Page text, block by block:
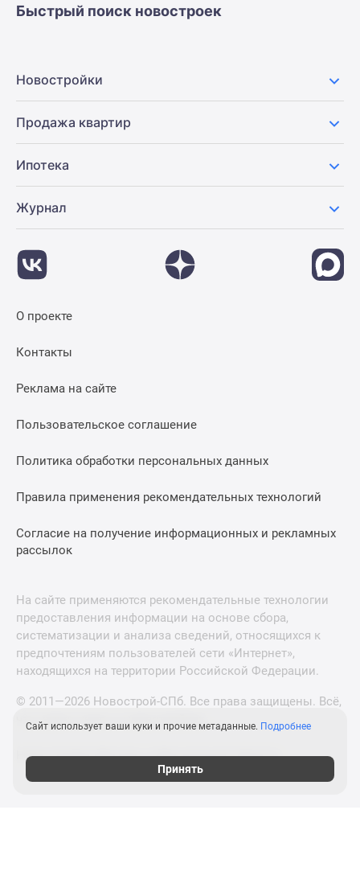
Быстрый поиск новостроек
Новостройки
Продажа квартир
Ипотека
Журнал
О проекте
Контакты
Реклама на сайте
Пользовательское соглашение
Политика обработки персональных данных
Правила применения рекомендательных технологий
Согласие на получение информационных и рекламных
рассылок
На сайте применяются рекомендательные технологии
предоставления информации на основе сбора,
систематизации и анализа сведений, относящихся к
предпочтениям пользователей сети «Интернет»,
находящихся на территории Российской Федерации.
© 2011—2026 Новострой-СПб. Все права защищены. Всё,
что нужно знать о новостройках
Новостройки Москвы и Московской области
Сайт использует ваши куки и прочие метаданные. Подробнее
Принять